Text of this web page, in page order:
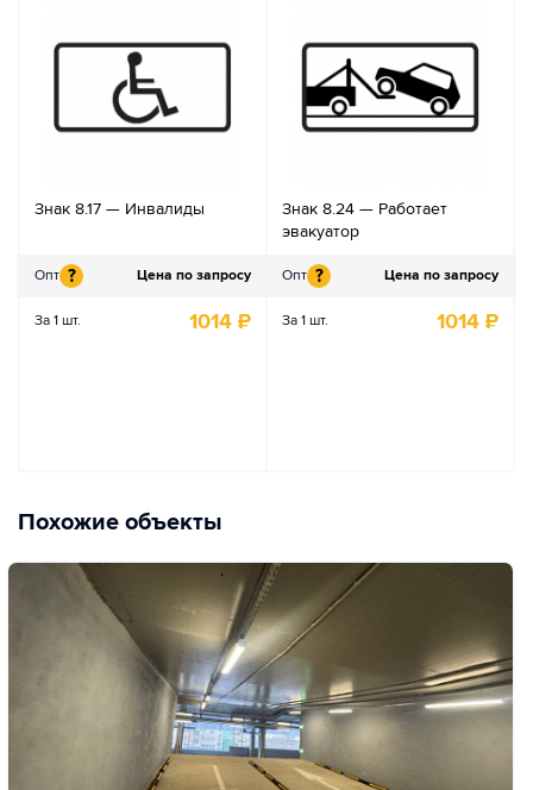
Знак 8.17 — Инвалиды
Опт ? Цена по запросу
За 1 шт. 1014 ₽
Знак 8.24 — Работает
эвакуатор
Опт ? Цена по запросу
За 1 шт. 1014 ₽
Похожие объекты